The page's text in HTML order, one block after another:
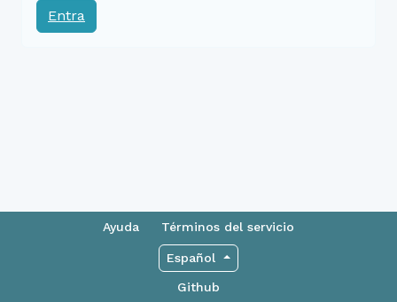
Entra
Ayuda Términos del servicio
Español
Github